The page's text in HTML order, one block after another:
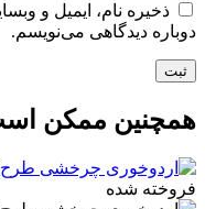
ذخیره نام، ایمیل و
دوباره دیدگاهی می‌نویسم.
همچنین ممکن
فروخته شده